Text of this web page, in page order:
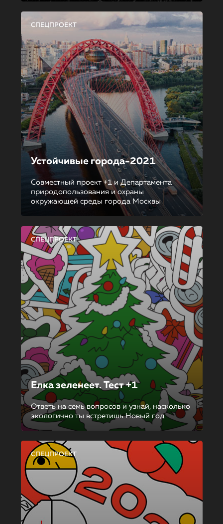
СПЕЦПРОЕКТ
Устойчивые города-2021
Совместный проект +1 и Департамента
природопользования и охраны
окружающей среды города Москвы
СПЕЦПРОЕКТ
Елка зеленеет. Тест +1
Ответь на семь вопросов и узнай, насколько
экологично ты встретишь Новый год
СПЕЦПРОЕКТ